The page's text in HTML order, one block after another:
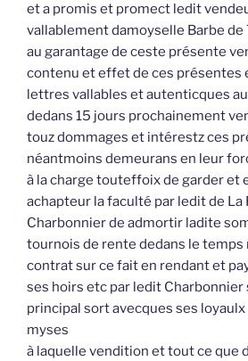
et a promis et promect ledit
vallablement damoyselle Barbe de
au garantage de ceste présente
contenu et effet de ces présentes
lettres vallables et autenticques
dedans 15 jours prochainement
touz dommages et intérestz ces
néantmoins demeurans en leur
à la charge touteffoix de garder et
achapteur la faculté par ledit de La
Charbonnier de admortir ladite
tournois de rente dedans le temps
contrat sur ce fait en rendant et
ses hoirs etc par ledit Charbonnier
principal sort avecques ses
myses
à laquelle vendition et tout ce que